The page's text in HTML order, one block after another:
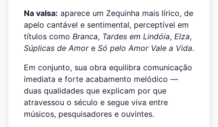
Na valsa: aparece um Zequinha mais lírico, de
apelo cantável e sentimental, perceptível em
títulos como Branca, Tardes em Lindóia, Elza,
Súplicas de Amore Só pelo Amor Vale a Vida.
Em conjunto, sua obra equilibra comunicação
imediata e forte acabamento melódico —
duas qualidades que explicam por que
atravessou o século e segue viva entre
músicos, pesquisadores e ouvintes.